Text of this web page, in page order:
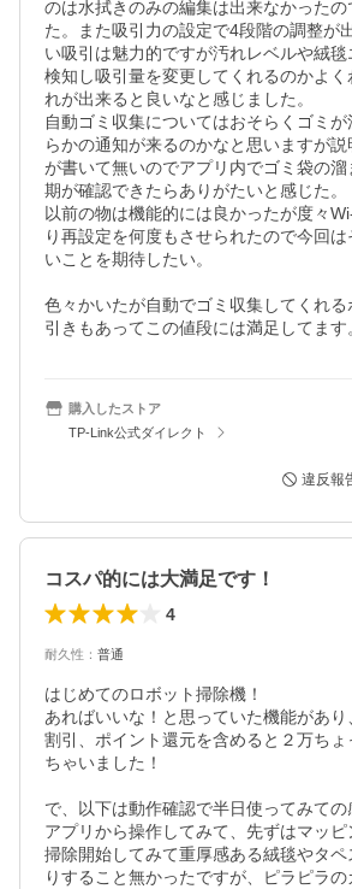
のは水拭きのみの編集は出来なかったの
た。また吸引力の設定で4段階の調整が
い吸引は魅力的ですが汚れレベルや絨
検知し吸引量を変更してくれるのかよ
れが出来ると良いなと感じました。
自動ゴミ収集についてはおそらくゴミ
らかの通知が来るのかなと思いますが説
が書いて無いのでアプリ内でゴミ袋の
期が確認できたらありがたいと感じた。
以前の物は機能的には良かったが度々
り再設定を何度もさせられたので今回
いことを期待したい。
色々かいたが自動でゴミ収集してくれ
引きもあってこの値段には満足してます
購入したストア
TP-Link公式ダイレクト
違反報
コスパ的には大満足です！
4
耐久性 ： 普通
はじめてのロボット掃除機！
あればいいな！と思っていた機能があ
割引、ポイント還元を含めると２万ちょ
ちゃいました！
で、以下は動作確認で半日使ってみての
アプリから操作してみて、先ずはマッピ
掃除開始してみて重厚感ある絨毯やタ
りすること無かったですが、ピラピラ